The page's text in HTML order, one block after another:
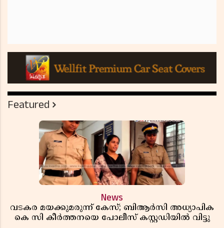
Featured
News
വടകര മയക്കുമരുന്ന് കേസ്; ബിആർസി അധ്യാപിക
കെ സി കീർത്തനയെ പോലീസ് കസ്റ്റഡിയിൽ വിട്ടു